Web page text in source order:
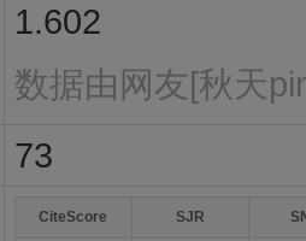
1.602
数据由网友[秋天
73
CiteScore SJR